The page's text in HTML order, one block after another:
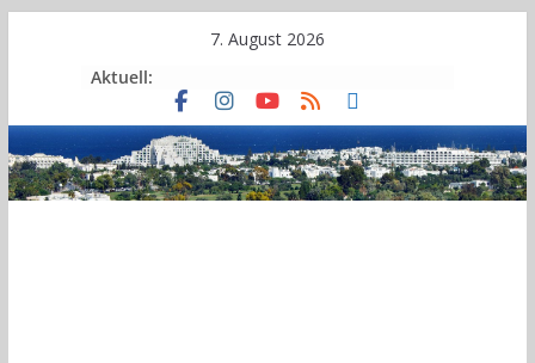
7. August 2026
Aktuell: